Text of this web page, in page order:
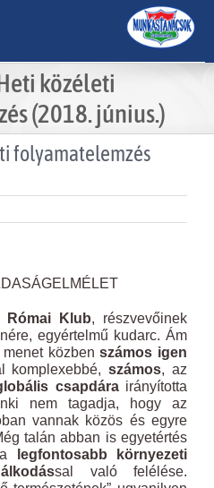
közéleti
(2018. június.)
folyamatelemzés
Római Klub, részvevőinek
egyértelmű kudarc. Ám
menet közbenszámos igen
komplexebbé,számos, az
csapdárairányította
nem tagadja, hogy az
vannak közös és egyre
talán abban is egyetértés
legfontosabb
környezeti
sal való felélése.